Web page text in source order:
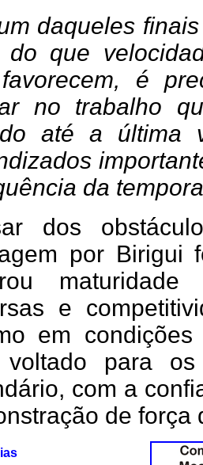
daqueles
do que
é
no trabalho
até a última
da
dos
por Birigui
e
em
voltado para os
com a
de força